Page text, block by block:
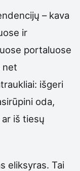
– kava
ir
portaluose
net
išgeri
oda,
ar iš tiesų
eliksyras. Tai